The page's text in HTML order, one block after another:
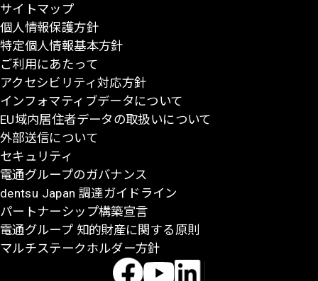
サイトマップ
個人情報保護方針
特定個人情報基本方針
ご利用にあたって
アクセシビリティ対応方針
インフォマティブデータについて
EU域内居住者データの取扱いについて
外部送信について
セキュリティ
電通グループのガバナンス
dentsu Japan 調達ガイドライン
パートナーシップ構築宣言
電通グループ 知的財産に関する原則
マルチステークホルダー方針